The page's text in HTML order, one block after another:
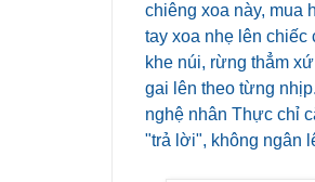
chiêng xoa này, mua
tay xoa nhẹ lên
khe núi, rừng thẳm
gai lên theo từng
nghệ nhân Thực chỉ
"trả lời", không ngân